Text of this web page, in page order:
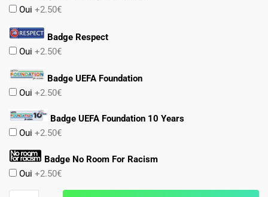
Oui +2.50€
Badge Respect
Oui +2.50€
Badge UEFA Foundation
Oui +2.50€
Badge UEFA Foundation 10 Years
Oui +2.50€
Badge No Room For Racism
Oui +2.50€